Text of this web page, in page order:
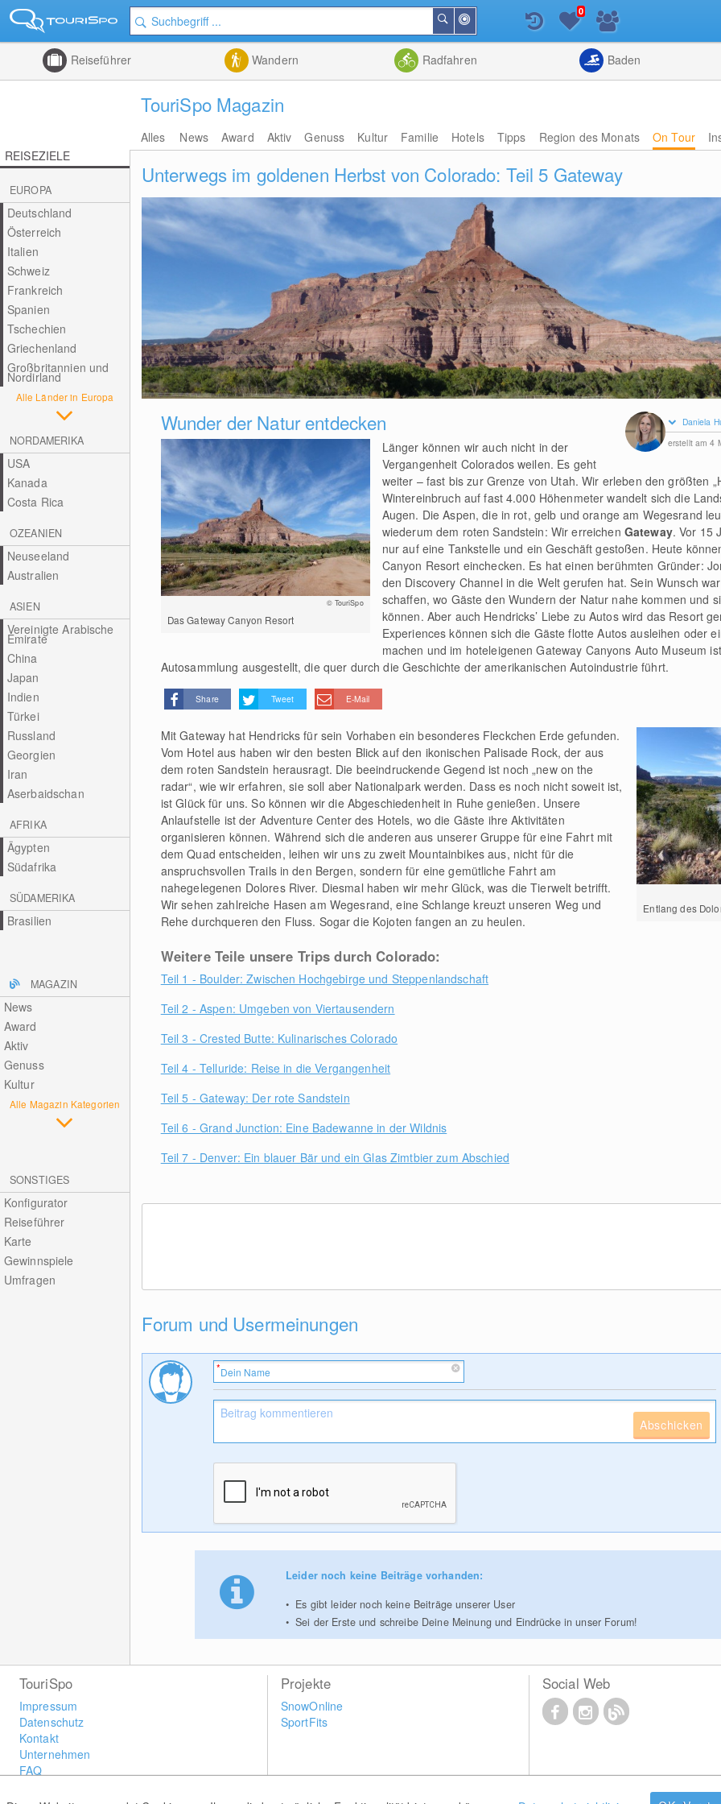
der
Nähe
Suchen
Listenansicht
0
Reiseführer Wandern Radfahren Baden
TouriSpo Magazin
Alles News Award Aktiv Genuss Kultur Familie Hotels Tipps Region des Monats On Tour
REISEZIELE
EUROPA
Deutschland
Österreich
Italien
Schweiz
Frankreich
Spanien
Tschechien
Griechenland
Großbritannien und
Nordirland
Alle Länder in Europa
NORDAMERIKA
USA
Kanada
Costa Rica
OZEANIEN
Neuseeland
Australien
ASIEN
Vereinigte Arabische
Emirate
China
Japan
Indien
Türkei
Russland
Georgien
Iran
Aserbaidschan
AFRIKA
Ägypten
Südafrika
SÜDAMERIKA
Brasilien
MAGAZIN
News
Award
Aktiv
Genuss
Kultur
Alle Magazin Kategorien
SONSTIGES
Konfigurator
Reiseführer
Karte
Gewinnspiele
Umfragen
Unterwegs im goldenen Herbst von Colorado: Teil 5 Gateway
Daniela
erstellt am 4
Wunder der Natur entdecken
© TouriSpo
Das Gateway Canyon Resort
Länger können wir auch nicht in der
Vergangenheit Colorados weilen. Es geht
weiter – fast bis zur Grenze von Utah. Wir erleben den größten
Wintereinbruch auf fast 4.000 Höhenmeter wandelt sich die
Augen. Die Aspen, die in rot, gelb und orange am Wegesrand
wiederum dem roten Sandstein: Wir erreichen Gateway. Vor 15
nur auf eine Tankstelle und ein Geschäft gestoßen. Heute
Canyon Resort einchecken. Es hat einen berühmten Gründer:
den Discovery Channel in die Welt gerufen hat. Sein Wunsch
schaffen, wo Gäste den Wundern der Natur nahe kommen und
können. Aber auch Hendricks’ Liebe zu Autos wird das Resort
Experiences können sich die Gäste flotte Autos ausleihen oder
machen und im hoteleigenen Gateway Canyons Auto Museum
Autosammlung ausgestellt, die quer durch die Geschichte der amerikanischen Autoindustrie führt.
Share Tweet E-Mail
Entlang des
Mit Gateway hat Hendricks für sein Vorhaben ein besonderes Fleckchen Erde gefunden.
Vom Hotel aus haben wir den besten Blick auf den ikonischen Palisade Rock, der aus
dem roten Sandstein herausragt. Die beeindruckende Gegend ist noch „new on the
radar“, wie wir erfahren, sie soll aber Nationalpark werden. Dass es noch nicht soweit ist,
ist Glück für uns. So können wir die Abgeschiedenheit in Ruhe genießen. Unsere
Anlaufstelle ist der Adventure Center des Hotels, wo die Gäste ihre Aktivitäten
organisieren können. Während sich die anderen aus unserer Gruppe für eine Fahrt mit
dem Quad entscheiden, leihen wir uns zu zweit Mountainbikes aus, nicht für die
anspruchsvollen Trails in den Bergen, sondern für eine gemütliche Fahrt am
nahegelegenen Dolores River. Diesmal haben wir mehr Glück, was die Tierwelt betrifft.
Wir sehen zahlreiche Hasen am Wegesrand, eine Schlange kreuzt unseren Weg und
Rehe durchqueren den Fluss. Sogar die Kojoten fangen an zu heulen.
Weitere Teile unsere Trips durch Colorado:
Teil 1 - Boulder: Zwischen Hochgebirge und Steppenlandschaft
Teil 2 - Aspen: Umgeben von Viertausendern
Teil 3 - Crested Butte: Kulinarisches Colorado
Teil 4 - Telluride: Reise in die Vergangenheit
Teil 5 - Gateway: Der rote Sandstein
Teil 6 - Grand Junction: Eine Badewanne in der Wildnis
Teil 7 - Denver: Ein blauer Bär und ein Glas Zimtbier zum Abschied
Forum und Usermeinungen
Abschicken
Leider noch keine Beiträge vorhanden:
Es gibt leider noch keine Beiträge unserer User
Sei der Erste und schreibe Deine Meinung und Eindrücke in unser Forum!
TouriSpo
Impressum
Datenschutz
Kontakt
Unternehmen
FAQ
Projekte
SnowOnline
SportFits
Social Web